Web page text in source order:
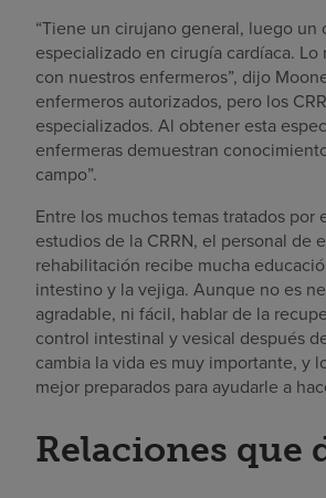
“Tiene un cirujano general, luego un
especializado en cirugía cardíaca. Lo
con nuestros enfermeros”, dijo
enfermeros autorizados, pero los
especializados. Al obtener esta
enfermeras demuestran
campo”.
Entre los muchos temas tratados por
estudios de la CRRN, el personal de
rehabilitación recibe mucha
intestino y la vejiga. Aunque no es
agradable, ni fácil, hablar de la
control intestinal y vesical después
cambia la vida es muy importante, y
mejor preparados para ayudarle a
Relaciones que